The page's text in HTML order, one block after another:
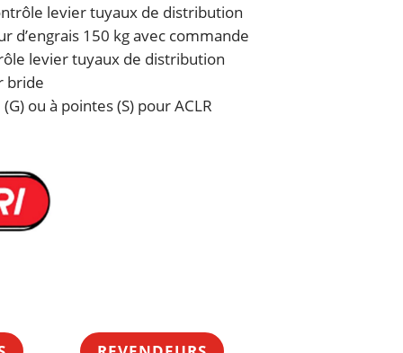
levier tuyaux de distribution
d’engrais 150 kg avec commande
levier tuyaux de distribution
bride
ou à pointes (S) pour ACLR